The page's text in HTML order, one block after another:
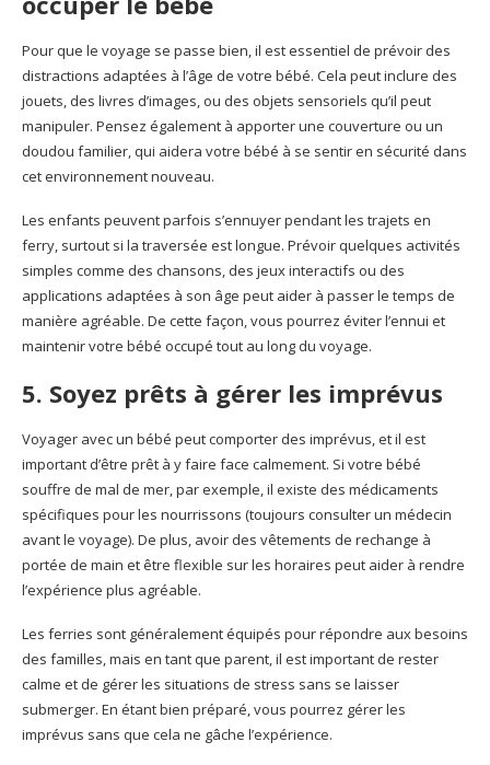
Pour que le voyage se passe bien, il est essentiel de prévoir des
distractions adaptées à l’âge de votre bébé. Cela peut inclure des
jouets, des livres d’images, ou des objets sensoriels qu’il peut
manipuler. Pensez également à apporter une couverture ou un
doudou familier, qui aidera votre bébé à se sentir en sécurité dans
cet environnement nouveau.
Les enfants peuvent parfois s’ennuyer pendant les trajets en
ferry, surtout si la traversée est longue. Prévoir quelques activités
simples comme des chansons, des jeux interactifs ou des
applications adaptées à son âge peut aider à passer le temps de
manière agréable. De cette façon, vous pourrez éviter l’ennui et
maintenir votre bébé occupé tout au long du voyage.
5. Soyez prêts à gérer les imprévus
Voyager avec un bébé peut comporter des imprévus, et il est
important d’être prêt à y faire face calmement. Si votre bébé
souffre de mal de mer, par exemple, il existe des médicaments
spécifiques pour les nourrissons (toujours consulter un médecin
avant le voyage). De plus, avoir des vêtements de rechange à
portée de main et être flexible sur les horaires peut aider à rendre
l’expérience plus agréable.
Les ferries sont généralement équipés pour répondre aux besoins
des familles, mais en tant que parent, il est important de rester
calme et de gérer les situations de stress sans se laisser
submerger. En étant bien préparé, vous pourrez gérer les
imprévus sans que cela ne gâche l’expérience.